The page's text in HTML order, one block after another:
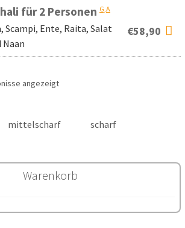
für 2 Personen G,A
Scampi, Ente, Raita, Salat
Naan
€58,90
angezeigt
mittelscharf scharf
Warenkorb